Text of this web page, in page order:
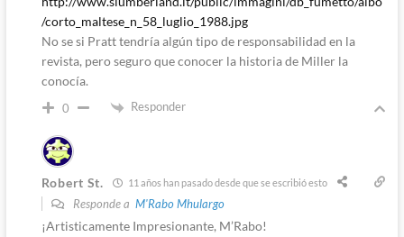
/corto_maltese_n_58_luglio_1988.jpg
No se si Pratt tendría algún tipo de responsabilidad en la
revista, pero seguro que conocer la historia de Miller la
conocía.
0 Responder
Robert St. 11 años han pasado desde que se escribió esto
Responde a M'Rabo Mhulargo
¡Artisticamente Impresionante, M’Rabo!